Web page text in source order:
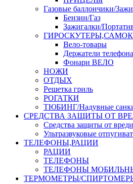
Газовые баллончики/
Бензин/Газ
Зажигалки/
Вело-товары
Держатели
Фонари ВЕЛО
НОЖИ
ОТДЫХ
Решетка гриль
РОГАТКИ
ТЮБИНГ/Надувные
СРЕДСТВА ЗАЩИТЫ ОТ
Средства защиты от
Ультразвуковые
ТЕЛЕФОНЫ,РАЦИИ
РАЦИИ
ТЕЛЕФОНЫ
ТЕЛЕФОНЫ
ТЕРМОМЕТРЫ/